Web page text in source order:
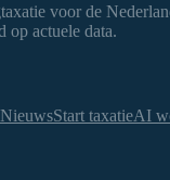
voor de
op actuele data.
NieuwsStart taxatieAI